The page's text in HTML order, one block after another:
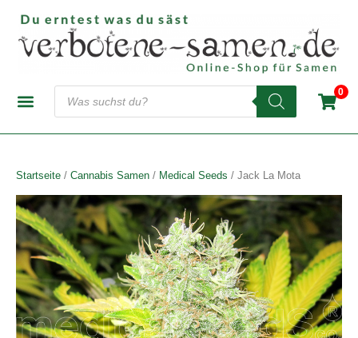
Inhalt
springen
Products
search
0
Startseite / Cannabis Samen / Medical Seeds / Jack La Mota